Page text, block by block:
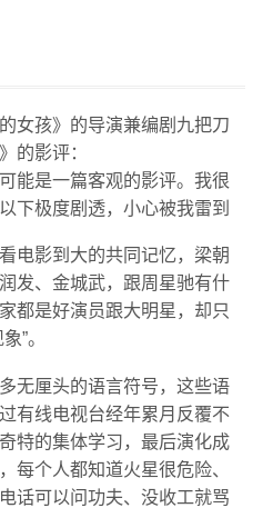
女孩》的导演兼编剧九把刀
的影评：
能是一篇客观的影评。我很
下极度剧透，小心被我雷到
电影到大的共同记忆，梁朝
发、金城武，跟周星驰有什
都是好演员跟大明星，却只
”。
无厘头的语言符号，这些语
有线电视台经年累月反覆不
特的集体学习，最后演化成
每个人都知道火星很危险、
话可以问功夫、没收工就骂